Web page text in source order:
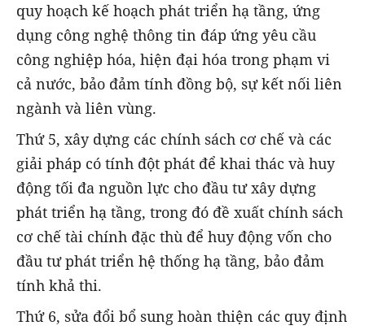
quy hoạch kế hoạch phát triển hạ tầng, ứng
dụng công nghệ thông tin đáp ứng yêu cầu
công nghiệp hóa, hiện đại hóa trong phạm vi
cả nước, bảo đảm tính đồng bộ, sự kết nối liên
ngành và liên vùng.
Thứ 5, xây dựng các chính sách cơ chế và các
giải pháp có tính đột phát để khai thác và huy
động tối đa nguồn lực cho đầu tư xây dựng
phát triển hạ tầng, trong đó đề xuất chính sách
cơ chế tài chính đặc thù để huy động vốn cho
đầu tư phát triển hệ thống hạ tầng, bảo đảm
tính khả thi.
Thứ 6, sửa đổi bổ sung hoàn thiện các quy định